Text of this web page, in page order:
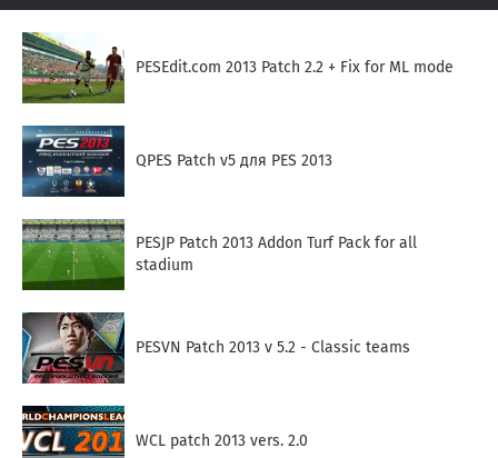
PESEdit.com 2013 Patch 2.2 + Fix for ML mode
QPES Patch v5 для PES 2013
PESJP Patch 2013 Addon Turf Pack for all
stadium
PESVN Patch 2013 v 5.2 - Classic teams
WCL patch 2013 vers. 2.0